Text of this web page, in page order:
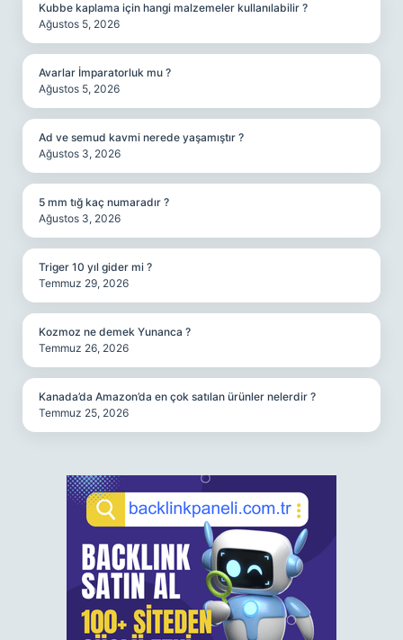
Kubbe kaplama için hangi malzemeler kullanılabilir ?
Ağustos 5, 2026
Avarlar İmparatorluk mu ?
Ağustos 5, 2026
Ad ve semud kavmi nerede yaşamıştır ?
Ağustos 3, 2026
5 mm tığ kaç numaradır ?
Ağustos 3, 2026
Triger 10 yıl gider mi ?
Temmuz 29, 2026
Kozmoz ne demek Yunanca ?
Temmuz 26, 2026
Kanada’da Amazon’da en çok satılan ürünler nelerdir ?
Temmuz 25, 2026